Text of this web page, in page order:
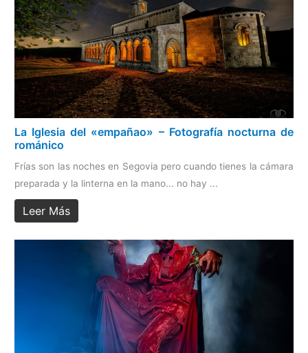
La Iglesia del «empañao» – Fotografía nocturna de
románico
Frías son las noches en Segovia pero cuando tienes la cámara
preparada y la linterna en la mano... no hay ...
Leer Más